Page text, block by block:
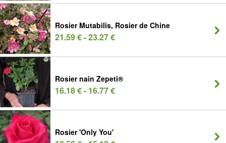
Rosier Mutabilis, Rosier de Chine
21.59 € - 23.27 €
Rosier nain Zepeti®
16.18 € - 16.77 €
Rosier 'Only You'